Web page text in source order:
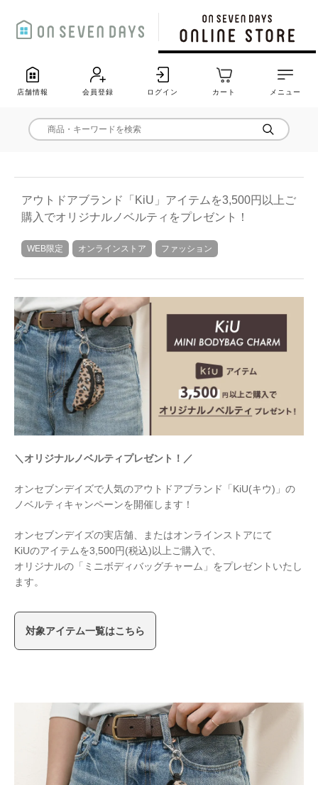
店舗情報 会員登録 ログイン カート メニュー
アウトドアブランド「KiU」アイテムを3,500円以上ご
購入でオリジナルノベルティをプレゼント！
WEB限定 オンラインストア ファッション
＼オリジナルノベルティプレゼント！／
オンセブンデイズで人気のアウトドアブランド「KiU(キウ)」の
ノベルティキャンペーンを開催します！
オンセブンデイズの実店舗、またはオンラインストアにて
KiUのアイテムを3,500円(税込)以上ご購入で、
オリジナルの「ミニボディバッグチャーム」をプレゼントいたし
ます。
対象アイテム一覧はこちら